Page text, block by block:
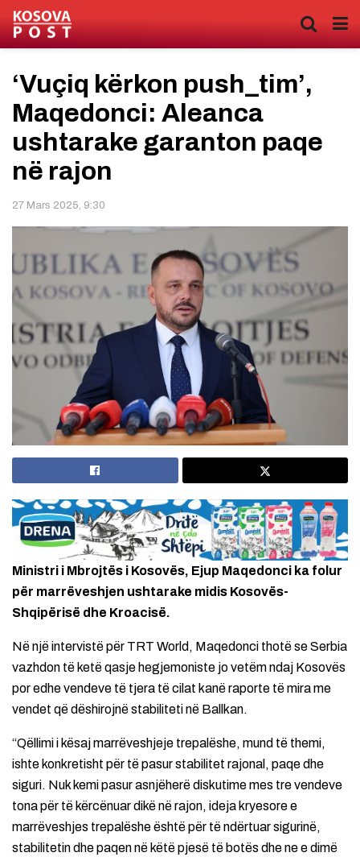
‘Vuçiq kërkon push_tim’,
Maqedonci: Aleanca
ushtarake garanton paqe
në rajon
27 Mars 2025, 9:30
Ministri i Mbrojtës i Kosovës, Ejup Maqedonci ka folur
për marrëveshjen ushtarake midis Kosovës-
Shqipërisë dhe Kroacisë.
Në një intervistë për TRT World, Maqedonci thotë se Serbia
vazhdon të ketë qasje hegjemoniste jo vetëm ndaj Kosovës
por edhe vendeve të tjera të cilat kanë raporte të mira me
vendet që dëshirojnë stabiliteti në Ballkan.
“Qëllimi i kësaj marrëveshjeje trepalëshe, mund të themi,
ishte konkretisht për të pasur stabilitet rajonal, paqe dhe
siguri. Nuk kemi pasur asnjëherë diskutime mes tre vendeve
tona për të kërcënuar dikë në rajon, ideja kryesore e
marrëveshjes trepalëshe është për të ndërtuar sigurinë,
stabilitetin dhe paqen në këtë pjesë të botës dhe ne e dimë